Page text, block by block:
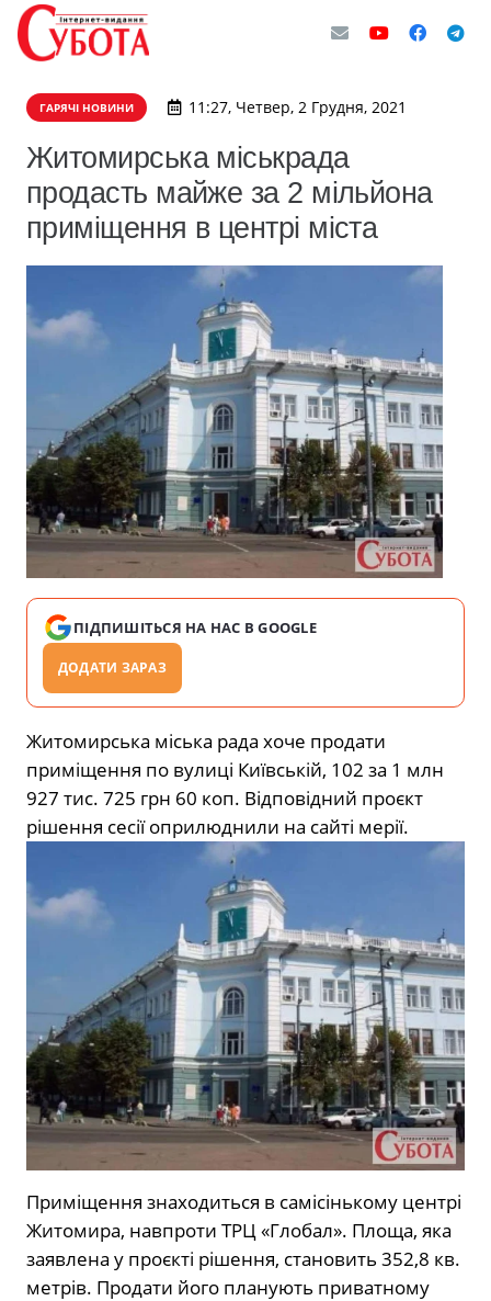
ГАРЯЧІ НОВИНИ 11:27, Четвер, 2 Грудня, 2021
Житомирська міськрада
продасть майже за 2 мільйона
приміщення в центрі міста
ПІДПИШІТЬСЯ НА НАС В GOOGLE
ДОДАТИ ЗАРАЗ
Житомирська міська рада хоче продати
приміщення по вулиці Київській, 102 за 1 млн
927 тис. 725 грн 60 коп. Відповідний проєкт
рішення сесії оприлюднили на сайті мерії.
Приміщення знаходиться в самісінькому центрі
Житомира, навпроти ТРЦ «Глобал». Площа, яка
заявлена у проєкті рішення, становить 352,8 кв.
метрів. Продати його планують приватному